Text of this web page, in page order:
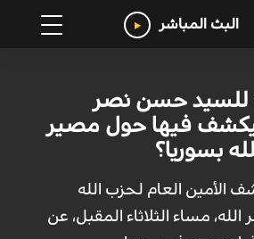
البث المباشر
للسيد حسن نصر
سيكشف فيها حول مصير
بسوريا؟
الأمين العام لحزب الله
مساء الثلاثاء المقبل، عن